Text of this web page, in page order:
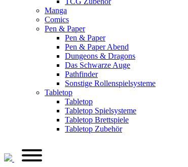
Manga
Comics
Pen & Paper
Pen & Paper
Pen & Paper Abend
Dungeons & Dragons
Das Schwarze Auge
Pathfinder
Sonstige Rollenspielsysteme
Tabletop
Tabletop
Tabletop Spielsysteme
Tabletop Brettspiele
Tabletop Zubehör